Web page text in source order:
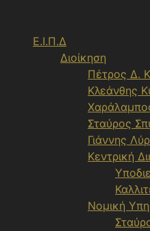
περιεχόμενο
Ε.Ι.Π.Δ
Διοίκηση
Πέτρος Δ.
Κλεάνθης
Σταύρος
Γιάννης
Κεντρική
Νομική